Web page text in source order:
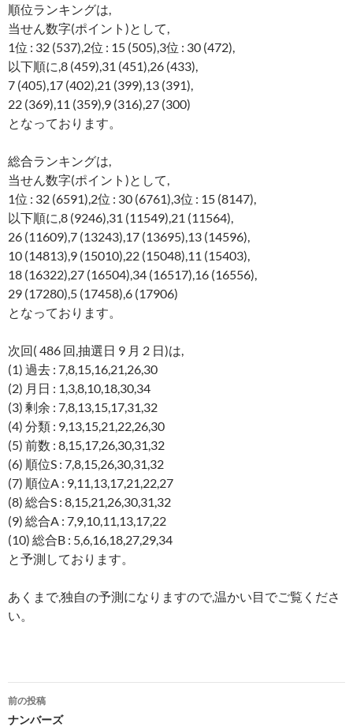
順位ランキングは,
当せん数字(ポイント)として,
1位 : 32 (537),2位 : 15 (505),3位 : 30 (472),
以下順に,8 (459),31 (451),26 (433),
7 (405),17 (402),21 (399),13 (391),
22 (369),11 (359),9 (316),27 (300)
となっております。
総合ランキングは,
当せん数字(ポイント)として,
1位 : 32 (6591),2位 : 30 (6761),3位 : 15 (8147),
以下順に,8 (9246),31 (11549),21 (11564),
26 (11609),7 (13243),17 (13695),13 (14596),
10 (14813),9 (15010),22 (15048),11 (15403),
18 (16322),27 (16504),34 (16517),16 (16556),
29 (17280),5 (17458),6 (17906)
となっております。
次回( 486 回,抽選日 9 月 2 日)は,
(1) 過去 : 7,8,15,16,21,26,30
(2) 月日 : 1,3,8,10,18,30,34
(3) 剰余 : 7,8,13,15,17,31,32
(4) 分類 : 9,13,15,21,22,26,30
(5) 前数 : 8,15,17,26,30,31,32
(6) 順位S : 7,8,15,26,30,31,32
(7) 順位A : 9,11,13,17,21,22,27
(8) 総合S : 8,15,21,26,30,31,32
(9) 総合A : 7,9,10,11,13,17,22
(10) 総合B : 5,6,16,18,27,29,34
と予測しております。
あくまで,独自の予測になりますので,温かい目でご覧くださ
い。
投
前の投稿
ナンバーズ